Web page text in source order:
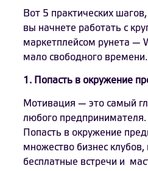
Вот 5 практических
вы начнете работать с
маркетплейсом рунета —
мало свободного времени.
1. Попасть в окружение
Мотивация — это самый
любого предпринимателя.
Попасть в окружение
множество бизнес клубов,
бесплатные встречи и